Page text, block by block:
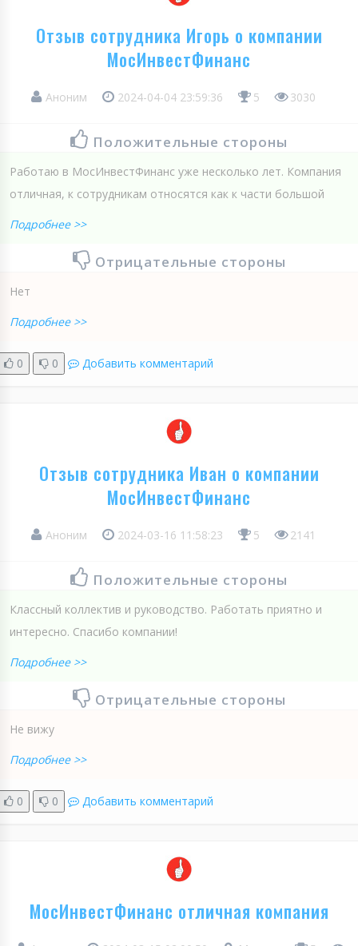
Отзыв сотрудника Игорь о компании
МосИнвестФинанс
Аноним 2024-04-04 23:59:36 5 3030
Положительные стороны
Работаю в МосИнвестФинанс уже несколько лет. Компания
отличная, к сотрудникам относятся как к части большой
Подробнее >>
Отрицательные стороны
Нет
Подробнее >>
0 0 Добавить комментарий
Отзыв сотрудника Иван о компании
МосИнвестФинанс
Аноним 2024-03-16 11:58:23 5 2141
Положительные стороны
Классный коллектив и руководство. Работать приятно и
интересно. Спасибо компании!
Подробнее >>
Отрицательные стороны
Не вижу
Подробнее >>
0 0 Добавить комментарий
МосИнвестФинанс отличная компания